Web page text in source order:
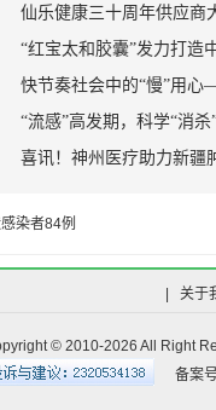
仙乐健康三十周年供应商
“红宝太和胶囊”发力打造
快节奏社会中的“慢”用
“流感”高发期，科学“消杀
喜讯！神州医疗助力新疆
染者84例
关于
© 2010-2026 All Right
备案